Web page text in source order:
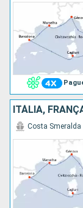
ITÁLIA,
Costa Smeralda